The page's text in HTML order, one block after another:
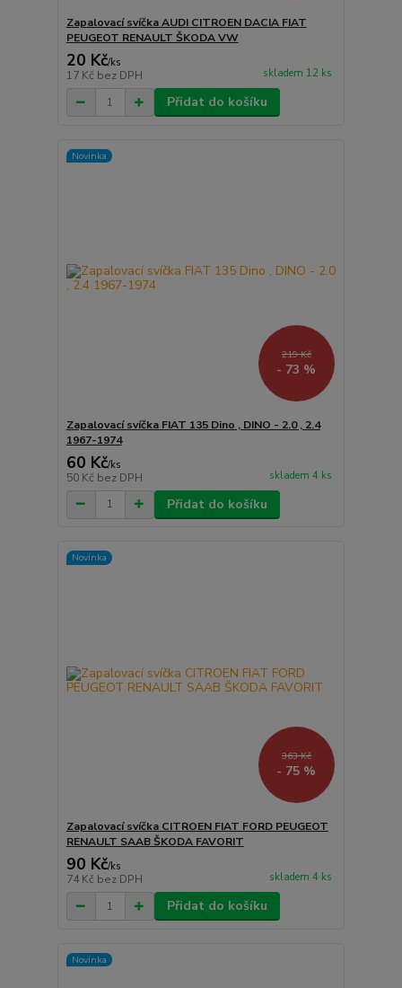
Zapalovací svíčka AUDI CITROEN DACIA FIAT
PEUGEOT RENAULT ŠKODA VW
20 Kč/ks
17 Kč bez DPH skladem 12 ks
Přidat do košíku
Novinka
219 Kč
- 73 %
Zapalovací svíčka FIAT 135 Dino , DINO - 2.0 , 2.4
1967-1974
60 Kč/ks
50 Kč bez DPH skladem 4 ks
Přidat do košíku
Novinka
363 Kč
- 75 %
Zapalovací svíčka CITROEN FIAT FORD PEUGEOT
RENAULT SAAB ŠKODA FAVORIT
90 Kč/ks
74 Kč bez DPH skladem 4 ks
Přidat do košíku
Novinka